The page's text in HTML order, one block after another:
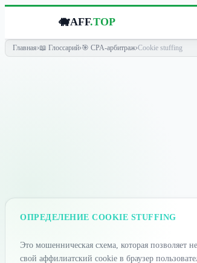
🐗AFF.TOP
Главная›📖 Глоссарий›🎯 CPA-арбитраж›Cookie stuffing
ОПРЕДЕЛЕНИЕ COOKIE STUFFING
Это мошенническая схема, которая позволяет
свой аффилиатский cookie в браузер